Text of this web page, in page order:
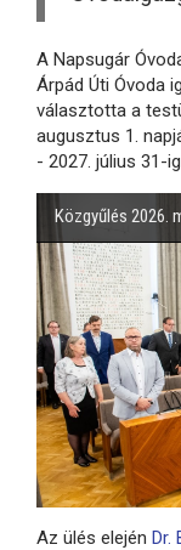
A Napsugár
Árpád Úti Óvoda
választotta a
augusztus 1.
- 2027. július 31-
Közgyűlés 2026.
Az ülés elején Dr.